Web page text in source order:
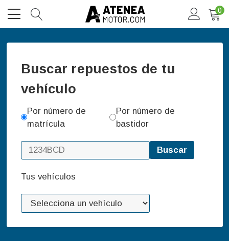
0
Buscar repuestos de tu
vehículo
Por número de
matrícula
Por número de
bastidor
Buscar
Tus vehículos